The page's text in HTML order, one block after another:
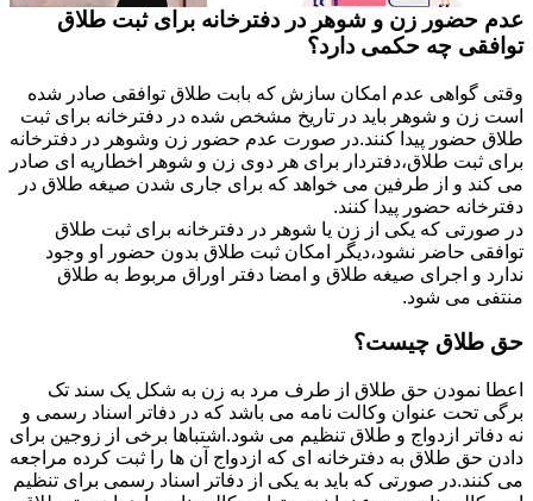
عدم حضور زن و شوهر در دفترخانه برای ثبت طلاق
توافقی چه حکمی دارد؟
وقتی گواهی عدم امکان سازش که بابت طلاق توافقی صادر شده
است زن و شوهر باید در تاریخ مشخص شده در دفترخانه برای ثبت
طلاق حضور پیدا کنند.در صورت عدم حضور زن وشوهر در دفترخانه
برای ثبت طلاق،دفتردار برای هر دوی زن و شوهر اخطاریه ای صادر
می کند و از طرفین می خواهد که برای جاری شدن صیغه طلاق در
دفترخانه حضور پیدا کنند.
در صورتی که یکی از زن یا شوهر در دفترخانه برای ثبت طلاق
توافقی حاضر نشود،دیگر امکان ثبت طلاق بدون حضور او وجود
ندارد و اجرای صیغه طلاق و امضا دفتر اوراق مربوط به طلاق
منتفی می شود.
حق طلاق چیست؟
اعطا نمودن حق طلاق از طرف مرد به زن به شکل یک سند تک
برگی تحت عنوان وکالت نامه می باشد که در دفاتر اسناد رسمی و
نه دفاتر ازدواج و طلاق تنظیم می شود.اشتباها برخی از زوجین برای
دادن حق طلاق به دفترخانه ای که ازدواج آن ها را ثبت کرده مراجعه
می کنند.در صورتی که باید به یکی از دفاتر اسناد رسمی برای تنظیم